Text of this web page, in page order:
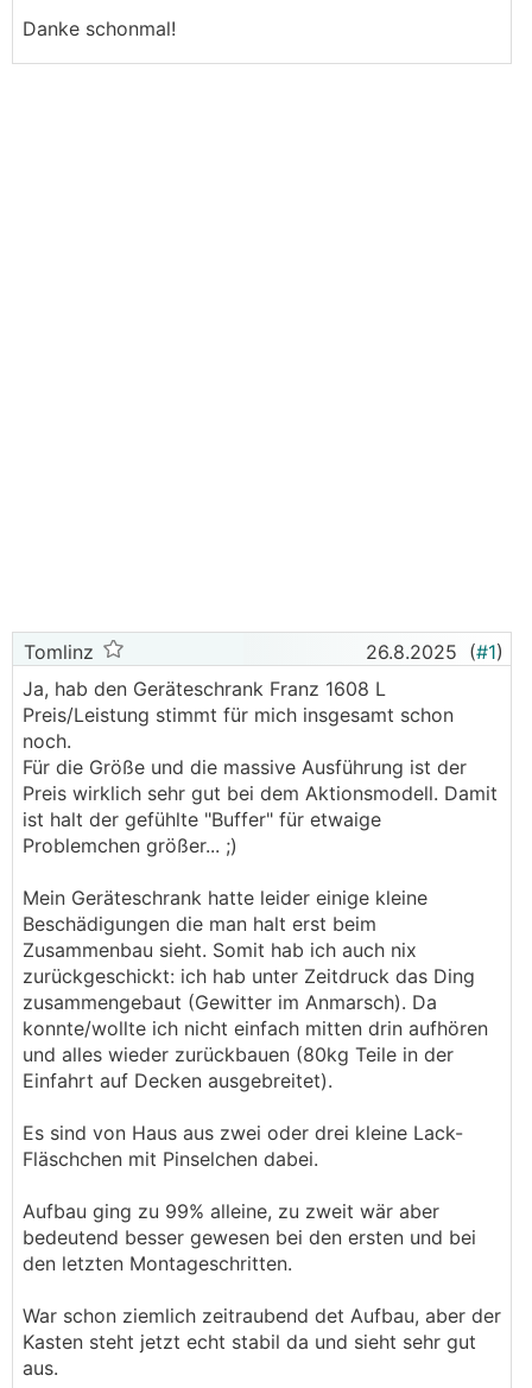
Danke schonmal!
Tomlinz 26.8.2025 (#1)
Ja, hab den Geräteschrank Franz 1608 L
Preis/Leistung stimmt für mich insgesamt schon
noch.
Für die Größe und die massive Ausführung ist der
Preis wirklich sehr gut bei dem Aktionsmodell. Damit
ist halt der gefühlte "Buffer" für etwaige
Problemchen größer... ;)
Mein Geräteschrank hatte leider einige kleine
Beschädigungen die man halt erst beim
Zusammenbau sieht. Somit hab ich auch nix
zurückgeschickt: ich hab unter Zeitdruck das Ding
zusammengebaut (Gewitter im Anmarsch). Da
konnte/wollte ich nicht einfach mitten drin aufhören
und alles wieder zurückbauen (80kg Teile in der
Einfahrt auf Decken ausgebreitet).
Es sind von Haus aus zwei oder drei kleine Lack-
Fläschchen mit Pinselchen dabei.
Aufbau ging zu 99% alleine, zu zweit wär aber
bedeutend besser gewesen bei den ersten und bei
den letzten Montageschritten.
War schon ziemlich zeitraubend det Aufbau, aber der
Kasten steht jetzt echt stabil da und sieht sehr gut
aus.